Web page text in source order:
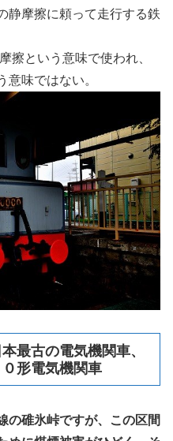
静摩擦に頼って走行する鉄
擦という意味で使われ、
意味ではない。
最古の電気機関車、
形電気機関車
の碓氷峠ですが、この区間